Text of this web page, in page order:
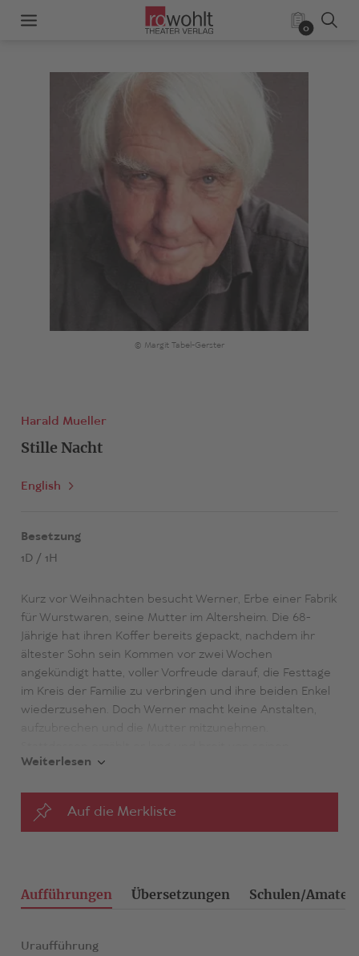
0
© Margit Tabel-Gerster
Harald Mueller
Stille Nacht
English
Besetzung
1D / 1H
Kurz vor Weihnachten besucht Werner, Erbe einer Fabrik
für Wurstwaren, seine Mutter im Altersheim. Die 68-
Jährige hat ihren Koffer bereits gepackt, nachdem ihr
ältester Sohn sein Kommen vor zwei Wochen
angekündigt hatte, voller Vorfreude darauf, die Festtage
im Kreis der Familie zu verbringen und ihre beiden Enkel
wiederzusehen. Doch Werner macht keine Anstalten,
geschäftlichen Erfolgen, Schwierigkeiten im Betrieb, den
stolz ein großes Geschenkpaket. Darin: ein Fernseher,
der der Mutter ab jetzt Gesellschaft leisten soll …
Weiterlesen
Auf die Merkliste
Aufführungen Übersetzungen Schulen/
Uraufführung